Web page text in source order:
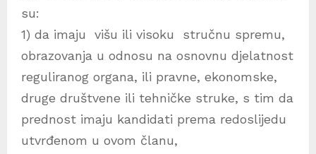
su:
1) da imaju višu ili visoku stručnu spremu,
obrazovanja u odnosu na osnovnu djelatnost
reguliranog organa, ili pravne, ekonomske,
druge društvene ili tehničke struke, s tim da
prednost imaju kandidati prema redoslijedu
utvrđenom u ovom članu,